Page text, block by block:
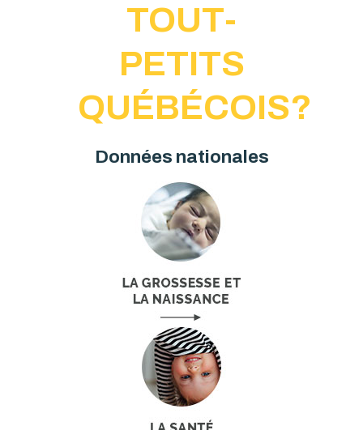
TOUT-
PETITS
QUÉBÉCOIS?
Données nationales